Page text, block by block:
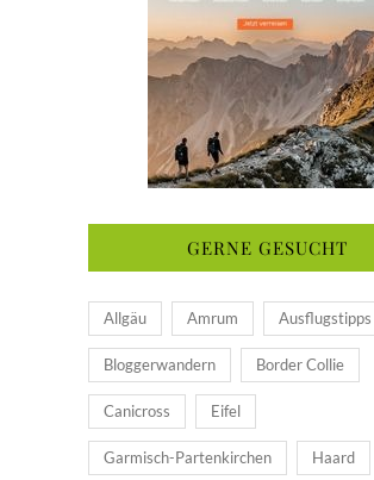
GERNE GESUCHT
Allgäu Amrum Ausflugstipps
Bloggerwandern Border Collie
Canicross Eifel
Garmisch-Partenkirchen Haard